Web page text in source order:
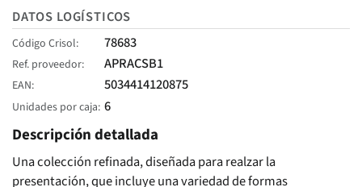
DATOS LOGÍSTICOS
Código Crisol 78683
Ref. proveedor APRACSB1
EAN 5034414120875
Unidades por caja 6
Descripción detallada
Una colección refinada, diseñada para realzar la
presentación, que incluye una variedad de formas